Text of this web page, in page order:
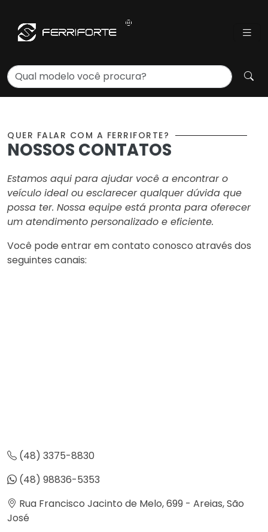
QUER FALAR COM A FERRIFORTE?
NOSSOS CONTATOS
Estamos aqui para ajudar você a encontrar o
veículo ideal ou esclarecer qualquer dúvida que
possa ter. Nossa equipe está pronta para oferecer
um atendimento personalizado e eficiente.
Você pode entrar em contato conosco através dos
seguintes canais:
(48) 3375-8830
(48) 98836-5353
Rua Francisco Jacinto de Melo, 699 - Areias, São
José